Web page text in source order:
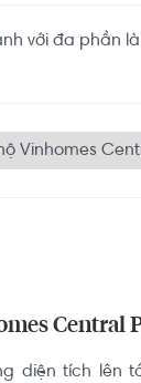
với đa phần
Vinhomes
Central
diện tích lên